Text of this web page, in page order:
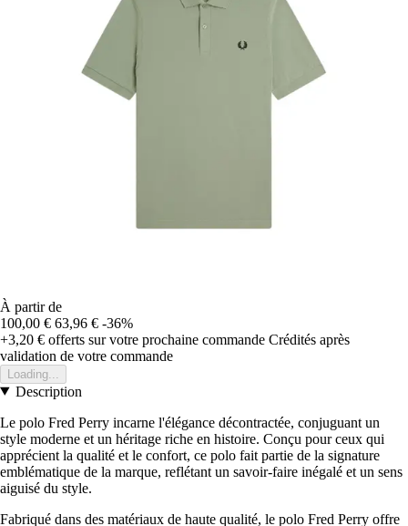
À partir de
100,00 € 63,96 € -36%
+3,20 € offerts sur votre prochaine commande Crédités après
validation de votre commande
Loading...
Description
Le polo Fred Perry incarne l'élégance décontractée, conjuguant un
style moderne et un héritage riche en histoire. Conçu pour ceux qui
apprécient la qualité et le confort, ce polo fait partie de la signature
emblématique de la marque, reflétant un savoir-faire inégalé et un sens
aiguisé du style.
Fabriqué dans des matériaux de haute qualité, le polo Fred Perry offre